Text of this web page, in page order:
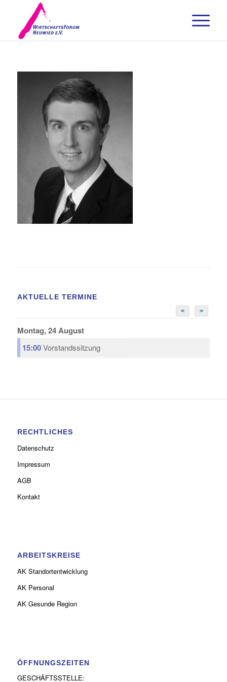
AKTUELLE TERMINE
< >
Montag, 24 August
15:00Vorstandssitzung
RECHTLICHES
Datenschutz
Impressum
AGB
Kontakt
ARBEITSKREISE
AK Standortentwicklung
AK Personal
AK Gesunde Region
ÖFFNUNGSZEITEN
GESCHÄFTSSTELLE: